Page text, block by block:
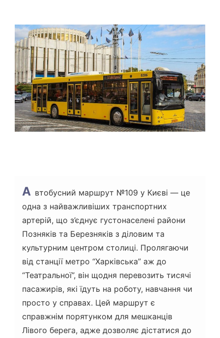
Й
Ч
С
Ч
И
Т
А
Н
Н
Я
А втобусний маршрут №109 у Києві — це
одна з найважливіших транспортних
артерій, що з’єднує густонаселені райони
Позняків та Березняків з діловим та
культурним центром столиці. Пролягаючи
від станції метро “Харківська” аж до
“Театральної”, він щодня перевозить тисячі
пасажирів, які їдуть на роботу, навчання чи
просто у справах. Цей маршрут є
справжнім порятунком для мешканців
Лівого берега, адже дозволяє дістатися до